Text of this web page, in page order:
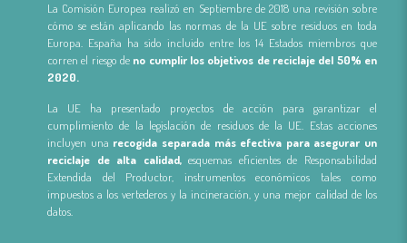
La Comisión Europea realizó en Septiembre de 2018 una revisión sobre
cómo se están aplicando las normas de la UE sobre residuos en toda
Europa. España ha sido incluido entre los 14 Estados miembros que
corren el riesgo de no cumplir los objetivos de reciclaje del 50% en
2020.
La UE ha presentado proyectos de acción para garantizar el
cumplimiento de la legislación de residuos de la UE. Estas acciones
incluyen una recogida separada más efectiva para asegurar un
reciclaje de alta calidad,esquemas eficientes de Responsabilidad
Extendida del Productor, instrumentos económicos tales como
impuestos a los vertederos y la incineración, y una mejor calidad de los
datos.